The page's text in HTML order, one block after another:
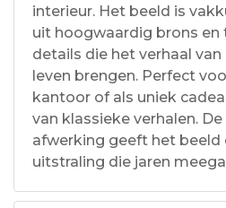
interieur. Het beeld is
uit hoogwaardig brons
details die het verhaal
leven brengen. Perfect
kantoor of als uniek
van klassieke verhalen.
afwerking geeft het beeld
uitstraling die jaren